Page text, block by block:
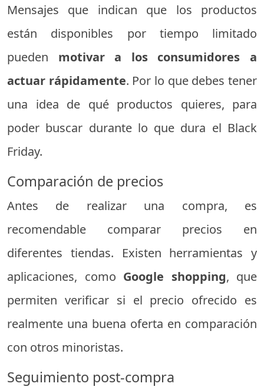
Mensajes que indican que los productos
están disponibles por tiempo limitado
pueden motivar a los consumidores a
actuar rápidamente. Por lo que debes tener
una idea de qué productos quieres, para
poder buscar durante lo que dura el Black
Friday.
Comparación de precios
Antes de realizar una compra, es
recomendable comparar precios en
diferentes tiendas. Existen herramientas y
aplicaciones, como Google shopping, que
permiten verificar si el precio ofrecido es
realmente una buena oferta en comparación
con otros minoristas.
Seguimiento post-compra